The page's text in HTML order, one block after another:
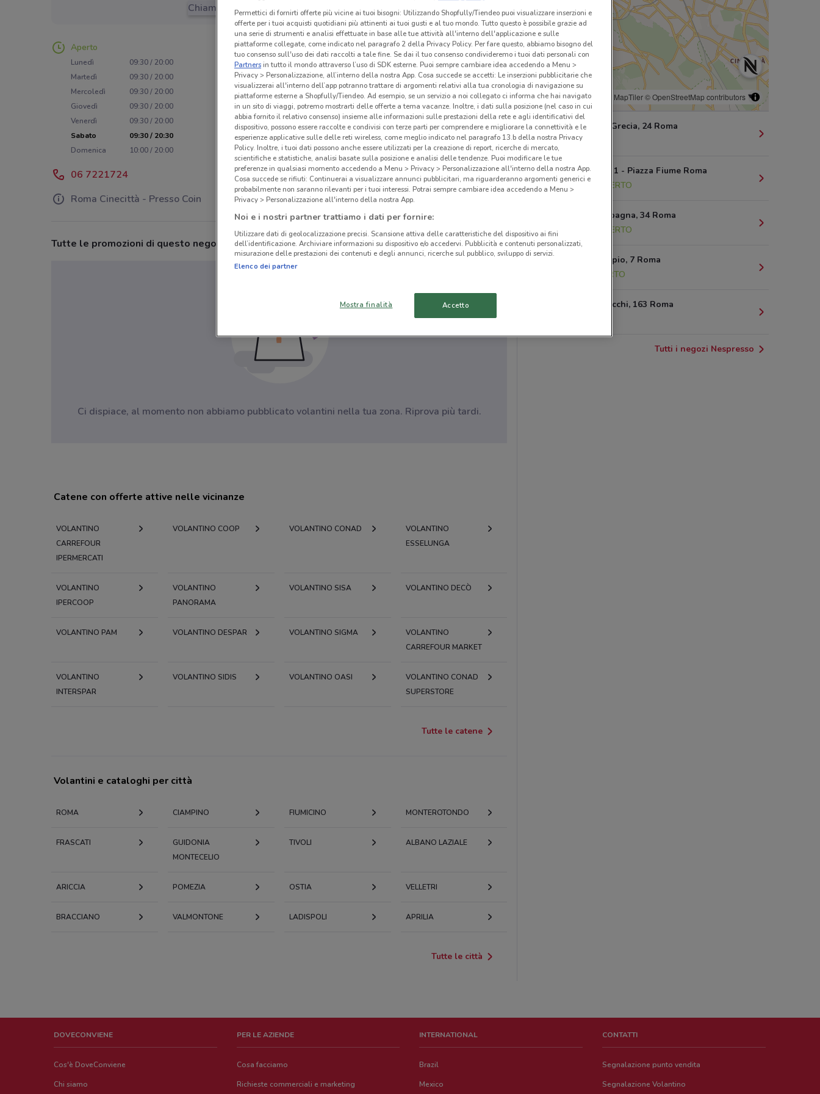
Chiama il negozio
Aperto
Lunedì
09:30 / 20:00
Martedì
09:30 / 20:00
Mercoledì
09:30 / 20:00
Giovedì
09:30 / 20:00
Venerdì
09:30 / 20:00
Sabato
09:30 / 20:30
Domenica
10:00 / 20:00
06 7221724
Roma Cinecittà - Presso Coin
Tutte le promozioni di questo negozio
Ci dispiace, al momento non abbiamo pubblicato volantini nella tua zona. Riprova più tardi.
© MapTiler© OpenStreetMap contributors
Via Magna Grecia, 24 Roma
1.3 km
Via Aniene, 1 - Piazza Fiume Roma
1.3 km
APERTO
Piazza Di Spagna, 34 Roma
APERTO
Piazzale Appio, 7 Roma
APERTO
Via Dei Gracchi, 163 Roma
Tutti i negozi Nespresso
Catene con offerte attive nelle vicinanze
VOLANTINO
CARREFOUR
IPERMERCATI
VOLANTINO COOP VOLANTINO CONAD
VOLANTINO
ESSELUNGA
VOLANTINO
IPERCOOP
VOLANTINO
PANORAMA
VOLANTINO SISA VOLANTINO DECÒ
VOLANTINO PAM VOLANTINO DESPAR VOLANTINO SIGMA
VOLANTINO
CARREFOUR MARKET
VOLANTINO
INTERSPAR
VOLANTINO SIDIS VOLANTINO OASI
VOLANTINO CONAD
SUPERSTORE
Tutte le catene
Volantini e cataloghi per città
ROMA CIAMPINO FIUMICINO MONTEROTONDO
FRASCATI
GUIDONIA
MONTECELIO
TIVOLI ALBANO LAZIALE
ARICCIA POMEZIA OSTIA VELLETRI
BRACCIANO VALMONTONE LADISPOLI APRILIA
Tutte le città
DOVECONVIENE
Cos'è DoveConviene
Chi siamo
PER LE AZIENDE
Cosa facciamo
Richieste commerciali e marketing
INTERNATIONAL
Brazil
Mexico
CONTATTI
Segnalazione punto vendita
Segnalazione Volantino
Permettici di fornirti offerte più vicine ai tuoi bisogni: Utilizzando Shopfully/Tiendeo puoi visualizzare inserzioni e
offerte per i tuoi acquisti quotidiani più attinenti ai tuoi gusti e al tuo mondo. Tutto questo è possibile grazie ad
una serie di strumenti e analisi effettuate in base alle tue attività all'interno dell'applicazione e sulle
piattaforme collegate, come indicato nel paragrafo 2 della Privacy Policy. Per fare questo, abbiamo bisogno del
tuo consenso sull'uso dei dati raccolti a tale fine. Se dai il tuo consenso condivideremo i tuoi dati personali con
Partnersin tutto il mondo attraverso l’uso di SDK esterne. Puoi sempre cambiare idea accedendo a Menu >
Privacy > Personalizzazione, all’interno della nostra App. Cosa succede se accetti: Le inserzioni pubblicitarie che
visualizzerai all'interno dell’app potranno trattare di argomenti relativi alla tua cronologia di navigazione su
piattaforme esterne a Shopfully/Tiendeo. Ad esempio, se un servizio a noi collegato ci informa che hai navigato
in un sito di viaggi, potremo mostrarti delle offerte a tema vacanze. Inoltre, i dati sulla posizione (nel caso in cui
abbia fornito il relativo consenso) insieme alle informazioni sulle prestazioni della rete e agli identificativi del
dispositivo, possono essere raccolte e condivisi con terze parti per comprendere e migliorare la connettività e le
esperienze applicative sulle delle reti wireless, come meglio indicato nel paragrafo 13.b della nostra Privacy
Policy. Inoltre, i tuoi dati possono anche essere utilizzati per la creazione di report, ricerche di mercato,
scientifiche e statistiche, analisi basate sulla posizione e analisi delle tendenze. Puoi modificare le tue
preferenze in qualsiasi momento accedendo a Menu > Privacy > Personalizzazione all'interno della nostra App.
Cosa succede se rifiuti: Continuerai a visualizzare annunci pubblicitari, ma riguarderanno argomenti generici e
probabilmente non saranno rilevanti per i tuoi interessi. Potrai sempre cambiare idea accedendo a Menu >
Privacy > Personalizzazione all'interno della nostra App.
Noi e i nostri partner trattiamo i dati per fornire:
Utilizzare dati di geolocalizzazione precisi. Scansione attiva delle caratteristiche del dispositivo ai fini
dell’identificazione. Archiviare informazioni su dispositivo e/o accedervi. Pubblicità e contenuti personalizzati,
misurazione delle prestazioni dei contenuti e degli annunci, ricerche sul pubblico, sviluppo di servizi.
Elenco dei partner
Mostra finalità Accetto